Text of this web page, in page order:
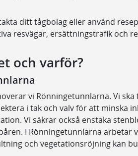
ditt tågbolag eller använd
resvägar, ersättningstrafik och
och varför?
vi Rönningetunnlarna. Vi ska
i tak och valv för att minska
Vi säkrar också enstaka
I Rönningetunnlarna arbetar
och vegetationsröjning kan